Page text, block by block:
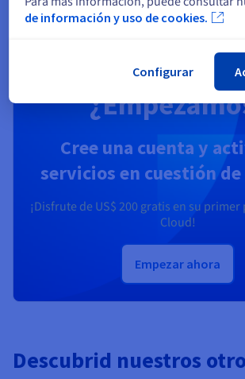
Cree una cuenta y
servicios en cuestión
¡Disfrute de US$ 200 gratis en su
Cloud!
Empezar ahora
Descubrid nuestros
de información y uso de cookies.
Configurar